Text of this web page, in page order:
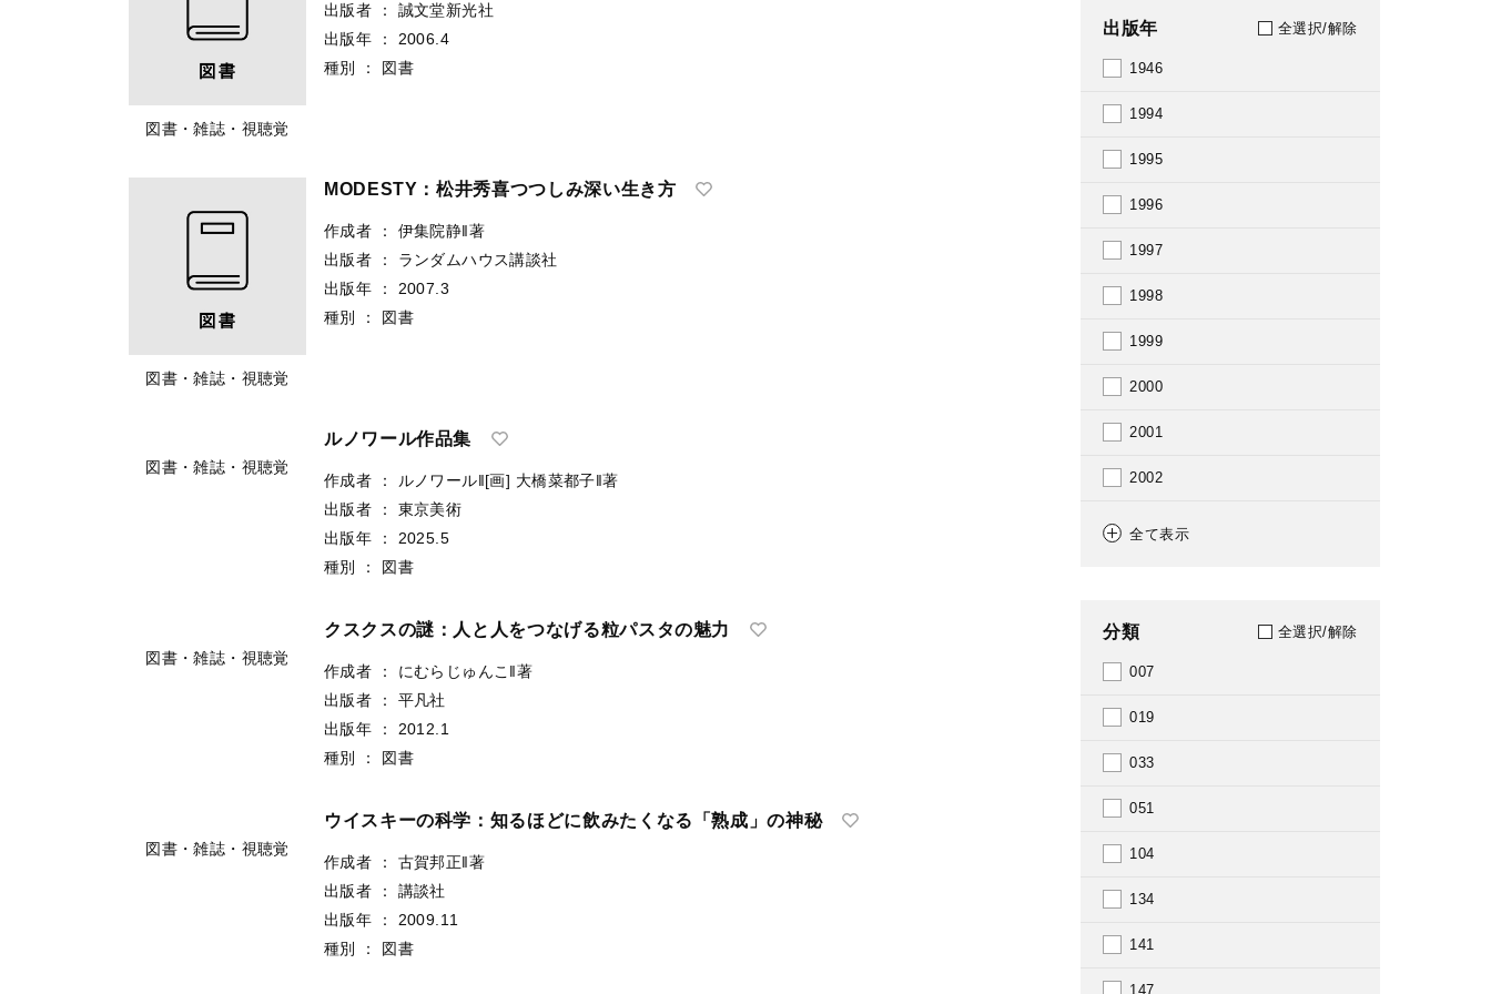
図書・雑誌・視聴覚
出版者
：
誠文堂新光社
出版年
：
2006.4
種別
： 図書
図書・雑誌・視聴覚
MODESTY：松井秀喜つつしみ深い生き方
作成者 ：
伊集院静‖著
出版者
：
ランダムハウス講談社
出版年
：
2007.3
種別
： 図書
図書・雑誌・視聴覚
ルノワール作品集
作成者 ： ルノワール‖[画] 大橋菜都子‖著
出版者
：
東京美術
出版年
：
2025.5
種別
： 図書
図書・雑誌・視聴覚
クスクスの謎：人と人をつなげる粒パスタの魅力
作成者 ：
にむらじゅんこ‖著
出版者
：
平凡社
出版年
：
2012.1
種別
： 図書
図書・雑誌・視聴覚
ウイスキーの科学：知るほどに飲みたくなる「熟成」の神秘
作成者 ：
古賀邦正‖著
出版者
：
講談社
出版年
：
2009.11
種別
： 図書
出版年 全選択/解除
1946
1994
1995
1996
1997
1998
1999
2000
2001
2002
2003
全て表示
分類 全選択/解除
007
019
033
051
104
134
141
147